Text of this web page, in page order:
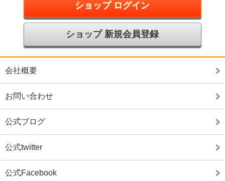
ショップ ログイン
ショップ 新規会員登録
会社概要
お問い合わせ
公式ブログ
公式twitter
公式Facebook